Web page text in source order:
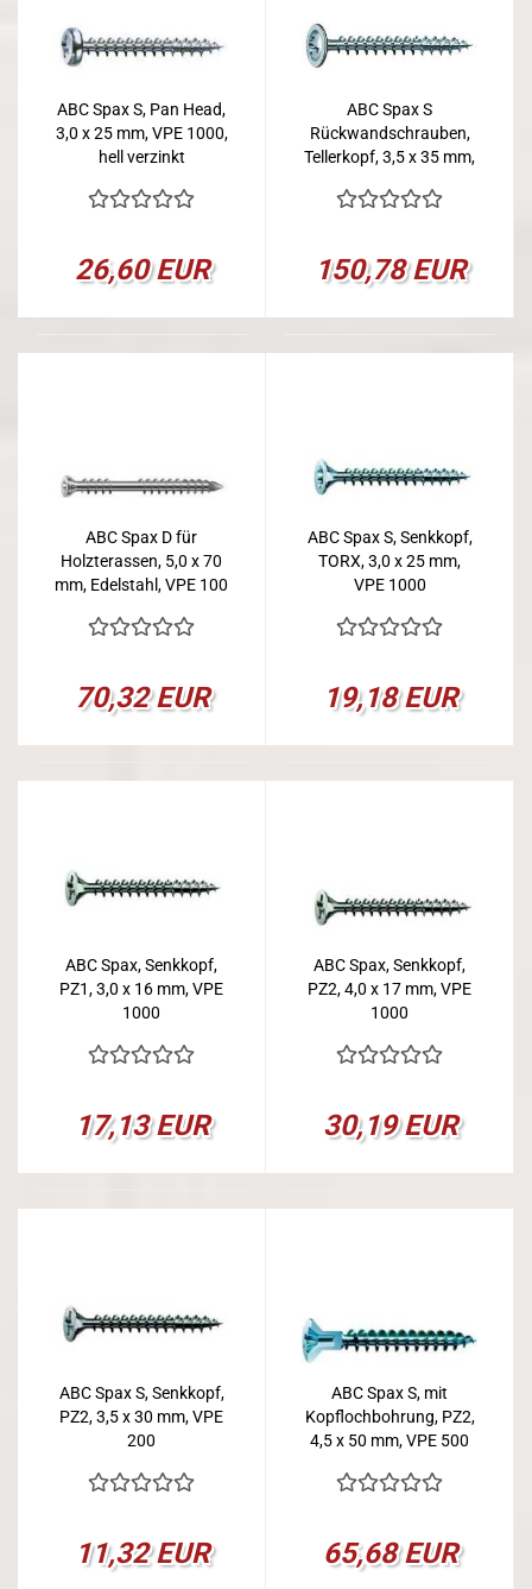
ABC Spax S, Pan Head,
3,0 x 25 mm, VPE 1000,
hell verzinkt
26,60 EUR
ABC Spax S
Rückwandschrauben,
Tellerkopf, 3,5 x 35 mm,
150,78 EUR
ABC Spax D für
Holzterassen, 5,0 x 70
mm, Edelstahl, VPE 100
70,32 EUR
ABC Spax S, Senkkopf,
TORX, 3,0 x 25 mm,
VPE 1000
19,18 EUR
ABC Spax, Senkkopf,
PZ1, 3,0 x 16 mm, VPE
1000
17,13 EUR
ABC Spax, Senkkopf,
PZ2, 4,0 x 17 mm, VPE
1000
30,19 EUR
ABC Spax S, Senkkopf,
PZ2, 3,5 x 30 mm, VPE
200
11,32 EUR
ABC Spax S, mit
Kopflochbohrung, PZ2,
4,5 x 50 mm, VPE 500
65,68 EUR